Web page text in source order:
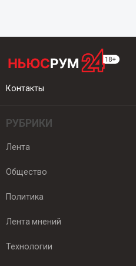
Контакты
РУБРИКИ
Лента
Общество
Политика
Лента мнений
Технологии